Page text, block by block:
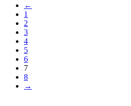
←
1
2
3
4
5
6
7
8
→